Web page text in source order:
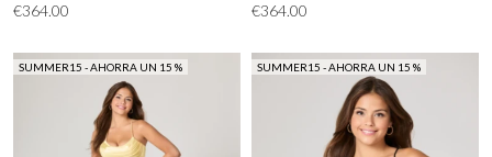
€364.00 €364.00
SUMMER15 - AHORRA UN 15 % SUMMER15 - AHORRA UN 15 %